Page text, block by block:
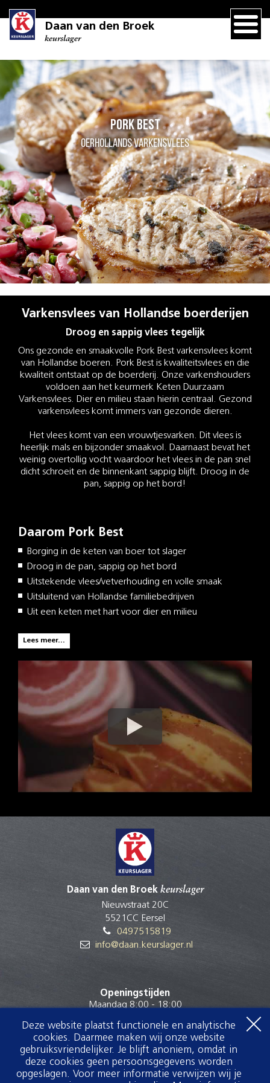
Daan van den Broek
keurslager
Pork Best
Oerhollands varkensvlees
Varkensvlees van Hollandse boerderijen
Droog en sappig vlees tegelijk
Ons gezonde en smaakvolle Pork Best varkensvlees komt
van Hollandse boeren. Pork Best is kwaliteitsvlees en die
kwaliteit ontstaat op de boerderij. Onze varkenshouders
voldoen aan het keurmerk Keten Duurzaam
Varkensvlees. Dier en milieu staan hierin centraal. Gezond
varkensvlees komt immers van gezonde dieren.
Het vlees komt van een vrouwtjesvarken. Dit vlees is
heerlijk mals en bijzonder smaakvol. Daarnaast bevat het
weinig overtollig vocht waardoor het vlees in de pan snel
dicht schroeit en de binnenkant sappig blijft. Droog in de
pan, sappig op het bord!
Daarom Pork Best
Borging in de keten van boer tot slager
Droog in de pan, sappig op het bord
Uitstekende vlees/vetverhouding en volle smaak
Uitsluitend van Hollandse familiebedrijven
Uit een keten met hart voor dier en milieu
Lees meer...
Daan van den Broekkeurslager
Nieuwstraat 20C
5521CC Eersel
0497515819
info@daan.keurslager.nl
Openingstijden
Maandag 8:00 - 18:00
Woensdag 8:00 - 18:00
Donderdag 8:00 - 18:00
Vrijdag 8:00 - 18:00
Zaterdag 8:00 - 16:00
Deze website plaatst functionele en analytische
cookies. Daarmee maken wij onze website
gebruiksvriendelijker. Je blijft anoniem, omdat in
deze cookies geen persoonsgegevens worden
opgeslagen. Voor meer informatie verwijzen wij je